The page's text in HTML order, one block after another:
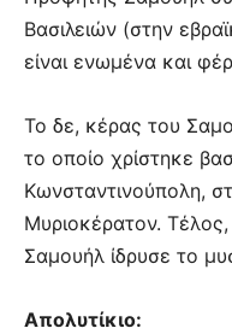
Bασιλειών (στην
είναι ενωμένα και
Το δε, κέρας του
το οποίο χρίστηκε
Kωνσταντινούπολη,
Mυριοκέρατον.
Σαμουήλ ίδρυσε το
Απολυτίκιο: